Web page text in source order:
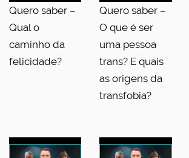
Quero saber –
Qual o
caminho da
felicidade?
Quero saber –
O que é ser
uma pessoa
trans? E quais
as origens da
transfobia?